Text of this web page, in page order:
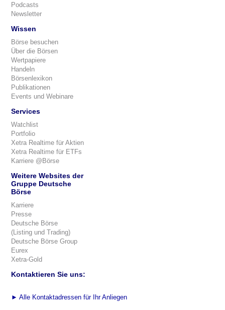
Podcasts
Newsletter
Wissen
Börse besuchen
Über die Börsen
Wertpapiere
Handeln
Börsenlexikon
Publikationen
Events und Webinare
Services
Watchlist
Portfolio
Xetra Realtime für Aktien
Xetra Realtime für ETFs
Karriere @Börse
Weitere Websites der
Gruppe Deutsche
Börse
Karriere
Presse
Deutsche Börse
(Listing und Trading)
Deutsche Börse Group
Eurex
Xetra-Gold
Kontaktieren Sie uns:
► Alle Kontaktadressen für Ihr Anliegen